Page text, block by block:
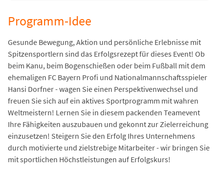
Programm-Idee
Gesunde Bewegung, Aktion und persönliche Erlebnisse mit
Spitzensportlern sind das Erfolgsrezept für dieses Event! Ob
beim Kanu, beim Bogenschießen oder beim Fußball mit dem
ehemaligen FC Bayern Profi und Nationalmannschaftsspieler
Hansi Dorfner - wagen Sie einen Perspektivenwechsel und
freuen Sie sich auf ein aktives Sportprogramm mit wahren
Weltmeistern! Lernen Sie in diesem packenden Teamevent
Ihre Fähigkeiten auszubauen und gekonnt zur Zielerreichung
einzusetzen! Steigern Sie den Erfolg Ihres Unternehmens
durch motivierte und zielstrebige Mitarbeiter - wir bringen Sie
mit sportlichen Höchstleistungen auf Erfolgskurs!